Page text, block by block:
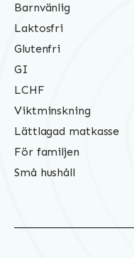
Barnvänlig
Laktosfri
Glutenfri
GI
LCHF
Viktminskning
Lättlagad matkasse
För familjen
Små hushåll